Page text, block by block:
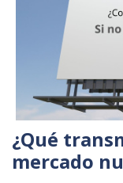
¿Qué
mercado